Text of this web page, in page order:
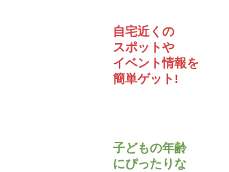
自宅近くの
スポットや
イベント情報を
簡単ゲット!
子どもの年齢
にぴったりな